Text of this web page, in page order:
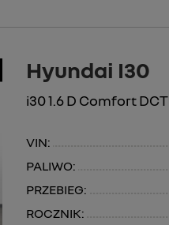
Hyundai I30
i30 1.6 D Comfort DCT
VIN:
PALIWO:
PRZEBIEG:
ROCZNIK: